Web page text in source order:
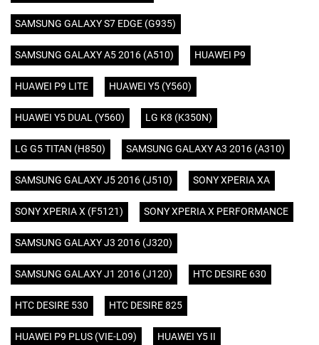
SAMSUNG GALAXY S7 EDGE (G935)
SAMSUNG GALAXY A5 2016 (A510) HUAWEI P9
HUAWEI P9 LITE HUAWEI Y5 (Y560)
HUAWEI Y5 DUAL (Y560) LG K8 (K350N)
LG G5 TITAN (H850) SAMSUNG GALAXY A3 2016 (A310)
SAMSUNG GALAXY J5 2016 (J510) SONY XPERIA XA
SONY XPERIA X (F5121) SONY XPERIA X PERFORMANCE
SAMSUNG GALAXY J3 2016 (J320)
SAMSUNG GALAXY J1 2016 (J120) HTC DESIRE 630
HTC DESIRE 530 HTC DESIRE 825
HUAWEI P9 PLUS (VIE-L09) HUAWEI Y5 II